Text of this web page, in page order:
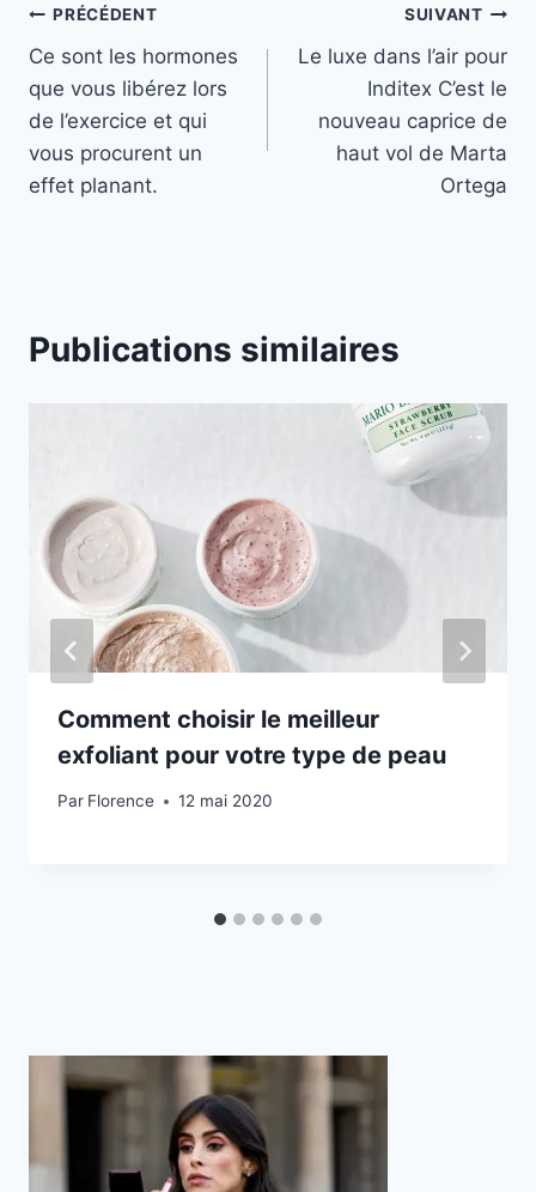
Navigation
de
l’article
PRÉCÉDENT
Ce sont les hormones
que vous libérez lors
de l’exercice et qui
vous procurent un
effet planant.
SUIVANT
Le luxe dans l’air pour
Inditex C’est le
nouveau caprice de
haut vol de Marta
Ortega
Publications similaires
Comment choisir le meilleur
exfoliant pour votre type de peau
Par Florence 12 mai 2020